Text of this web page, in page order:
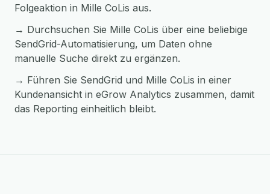
Folgeaktion in Mille CoLis aus.
→ Durchsuchen Sie Mille CoLis über eine beliebige
SendGrid-Automatisierung, um Daten ohne
manuelle Suche direkt zu ergänzen.
→ Führen Sie SendGrid und Mille CoLis in einer
Kundenansicht in eGrow Analytics zusammen, damit
das Reporting einheitlich bleibt.